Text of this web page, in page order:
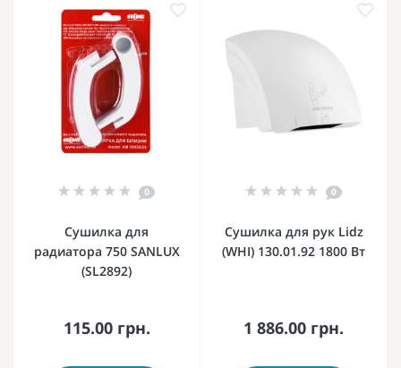
0
Сушилка для
радиатора 750 SANLUX
(SL2892)
115.00 грн.
0
Сушилка для рук Lidz
(WHI) 130.01.92 1800 Вт
1 886.00 грн.